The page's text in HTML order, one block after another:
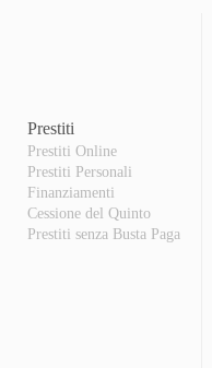
Prestiti
Prestiti Online
Prestiti Personali
Finanziamenti
Cessione del Quinto
Prestiti senza Busta Paga